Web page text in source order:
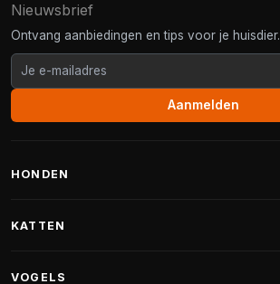
Nieuwsbrief
Ontvang aanbiedingen en tips voor je huisdier.
Aanmelden
HONDEN
KATTEN
VOGELS